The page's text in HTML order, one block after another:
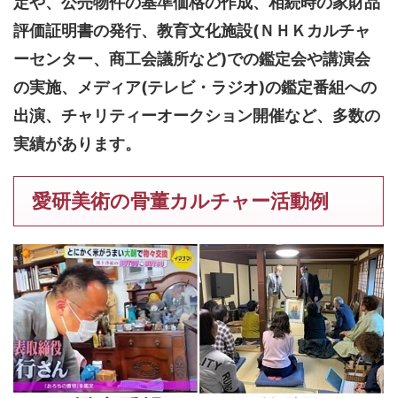
評価証明書の発行、教育文化施設(ＮＨＫカルチャ
ーセンター、商工会議所など)での鑑定会や講演会
の実施、メディア(テレビ・ラジオ)の鑑定番組への
出演、チャリティーオークション開催など、多数の
実績があります。
愛研美術の骨董カルチャー活動例